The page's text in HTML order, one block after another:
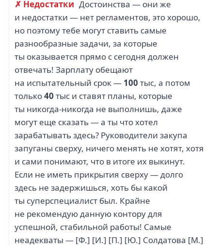
✗ Недостатки Достоинства — они же
и недостатки — нет регламентов, это хорошо,
но поэтому тебе могут ставить самые
разнообразные задачи, за которые
ты оказывается прямо с сегодня должен
отвечать! Зарплату обещают
на испытательный срок — 100 тыс, а потом
только40 тыс и ставят планы, которые
ты никогда-никогда не выполнишь, даже
могут еще сказать — а ты что хотел
зарабатывать здесь? Руководители закупа
запуганы сверху, ничего менять не хотят, хотя
и сами понимают, что в итоге их выкинут.
Если не иметь прикрытия сверху — долго
здесь не задержишься, хоть бы какой
ты суперспециалист был. Крайне
не рекомендую данную контору для
успешной, стабильной работы! Самые
неадекваты — [Ф.] [И.] [П.] [Ю.] Солдатова [М.]